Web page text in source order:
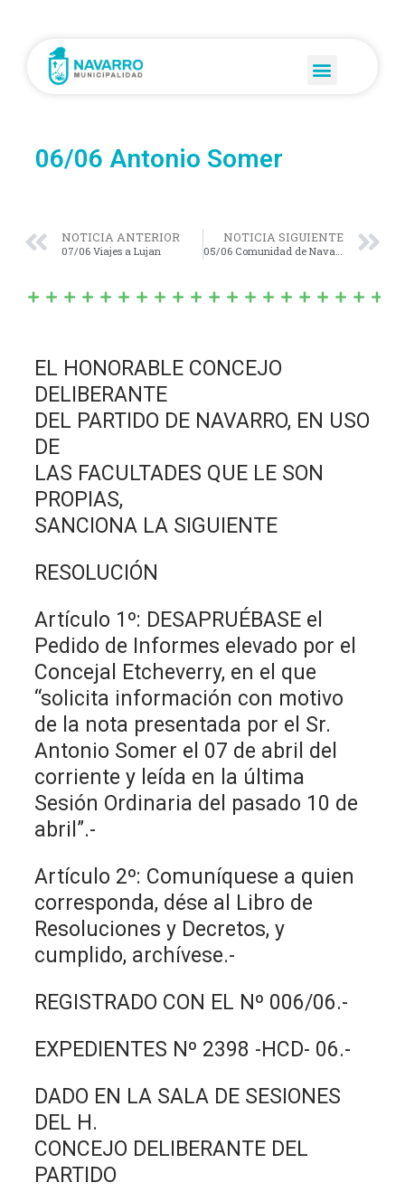
06/06 Antonio Somer
NOTICIA ANTERIOR
07/06 Viajes a Lujan
NOTICIA SIGUIENTE
05/06 Comunidad de Navarro
EL HONORABLE CONCEJO
DELIBERANTE
DEL PARTIDO DE NAVARRO, EN USO
DE
LAS FACULTADES QUE LE SON
PROPIAS,
SANCIONA LA SIGUIENTE
RESOLUCIÓN
Artículo 1º: DESAPRUÉBASE el
Pedido de Informes elevado por el
Concejal Etcheverry, en el que
“solicita información con motivo
de la nota presentada por el Sr.
Antonio Somer el 07 de abril del
corriente y leída en la última
Sesión Ordinaria del pasado 10 de
abril”.-
Artículo 2º: Comuníquese a quien
corresponda, dése al Libro de
Resoluciones y Decretos, y
cumplido, archívese.-
REGISTRADO CON EL Nº 006/06.-
EXPEDIENTES Nº 2398 -HCD- 06.-
DADO EN LA SALA DE SESIONES
DEL H.
CONCEJO DELIBERANTE DEL
PARTIDO